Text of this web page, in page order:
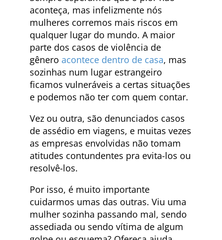
aconteça, mas infelizmente nós
mulheres corremos mais riscos em
qualquer lugar do mundo. A maior
parte dos casos de violência de
gênero acontece dentro de casa, mas
sozinhas num lugar estrangeiro
ficamos vulneráveis a certas situações
e podemos não ter com quem contar.
Vez ou outra, são denunciados casos
de assédio em viagens, e muitas vezes
as empresas envolvidas não tomam
atitudes contundentes pra evita-los ou
resolvê-los.
Por isso, é muito importante
cuidarmos umas das outras. Viu uma
mulher sozinha passando mal, sendo
assediada ou sendo vítima de algum